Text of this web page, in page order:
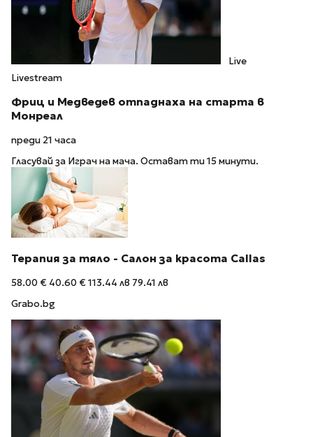
Live
Livestream
Фриц и Медведев отпаднаха на старта в
Монреал
преди 21 часа
Гласувай за Играч на мача. Остават ти 15 минути.
Терапия за тяло - Салон за красота Callas
58.00 € 40.60 €113.44 лв 79.41 лв
Grabo.bg